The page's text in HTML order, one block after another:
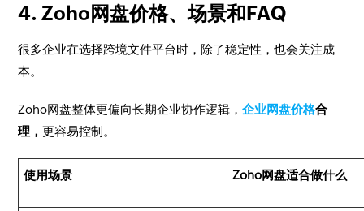
4. Zoho网盘价格、场景和FAQ
很多企业在选择跨境文件平台时，除了稳定性，也会关注成
本。
Zoho网盘整体更偏向长期企业协作逻辑，企业网盘价格合
理，更容易控制。
使用场景 Zoho网盘适合做什么